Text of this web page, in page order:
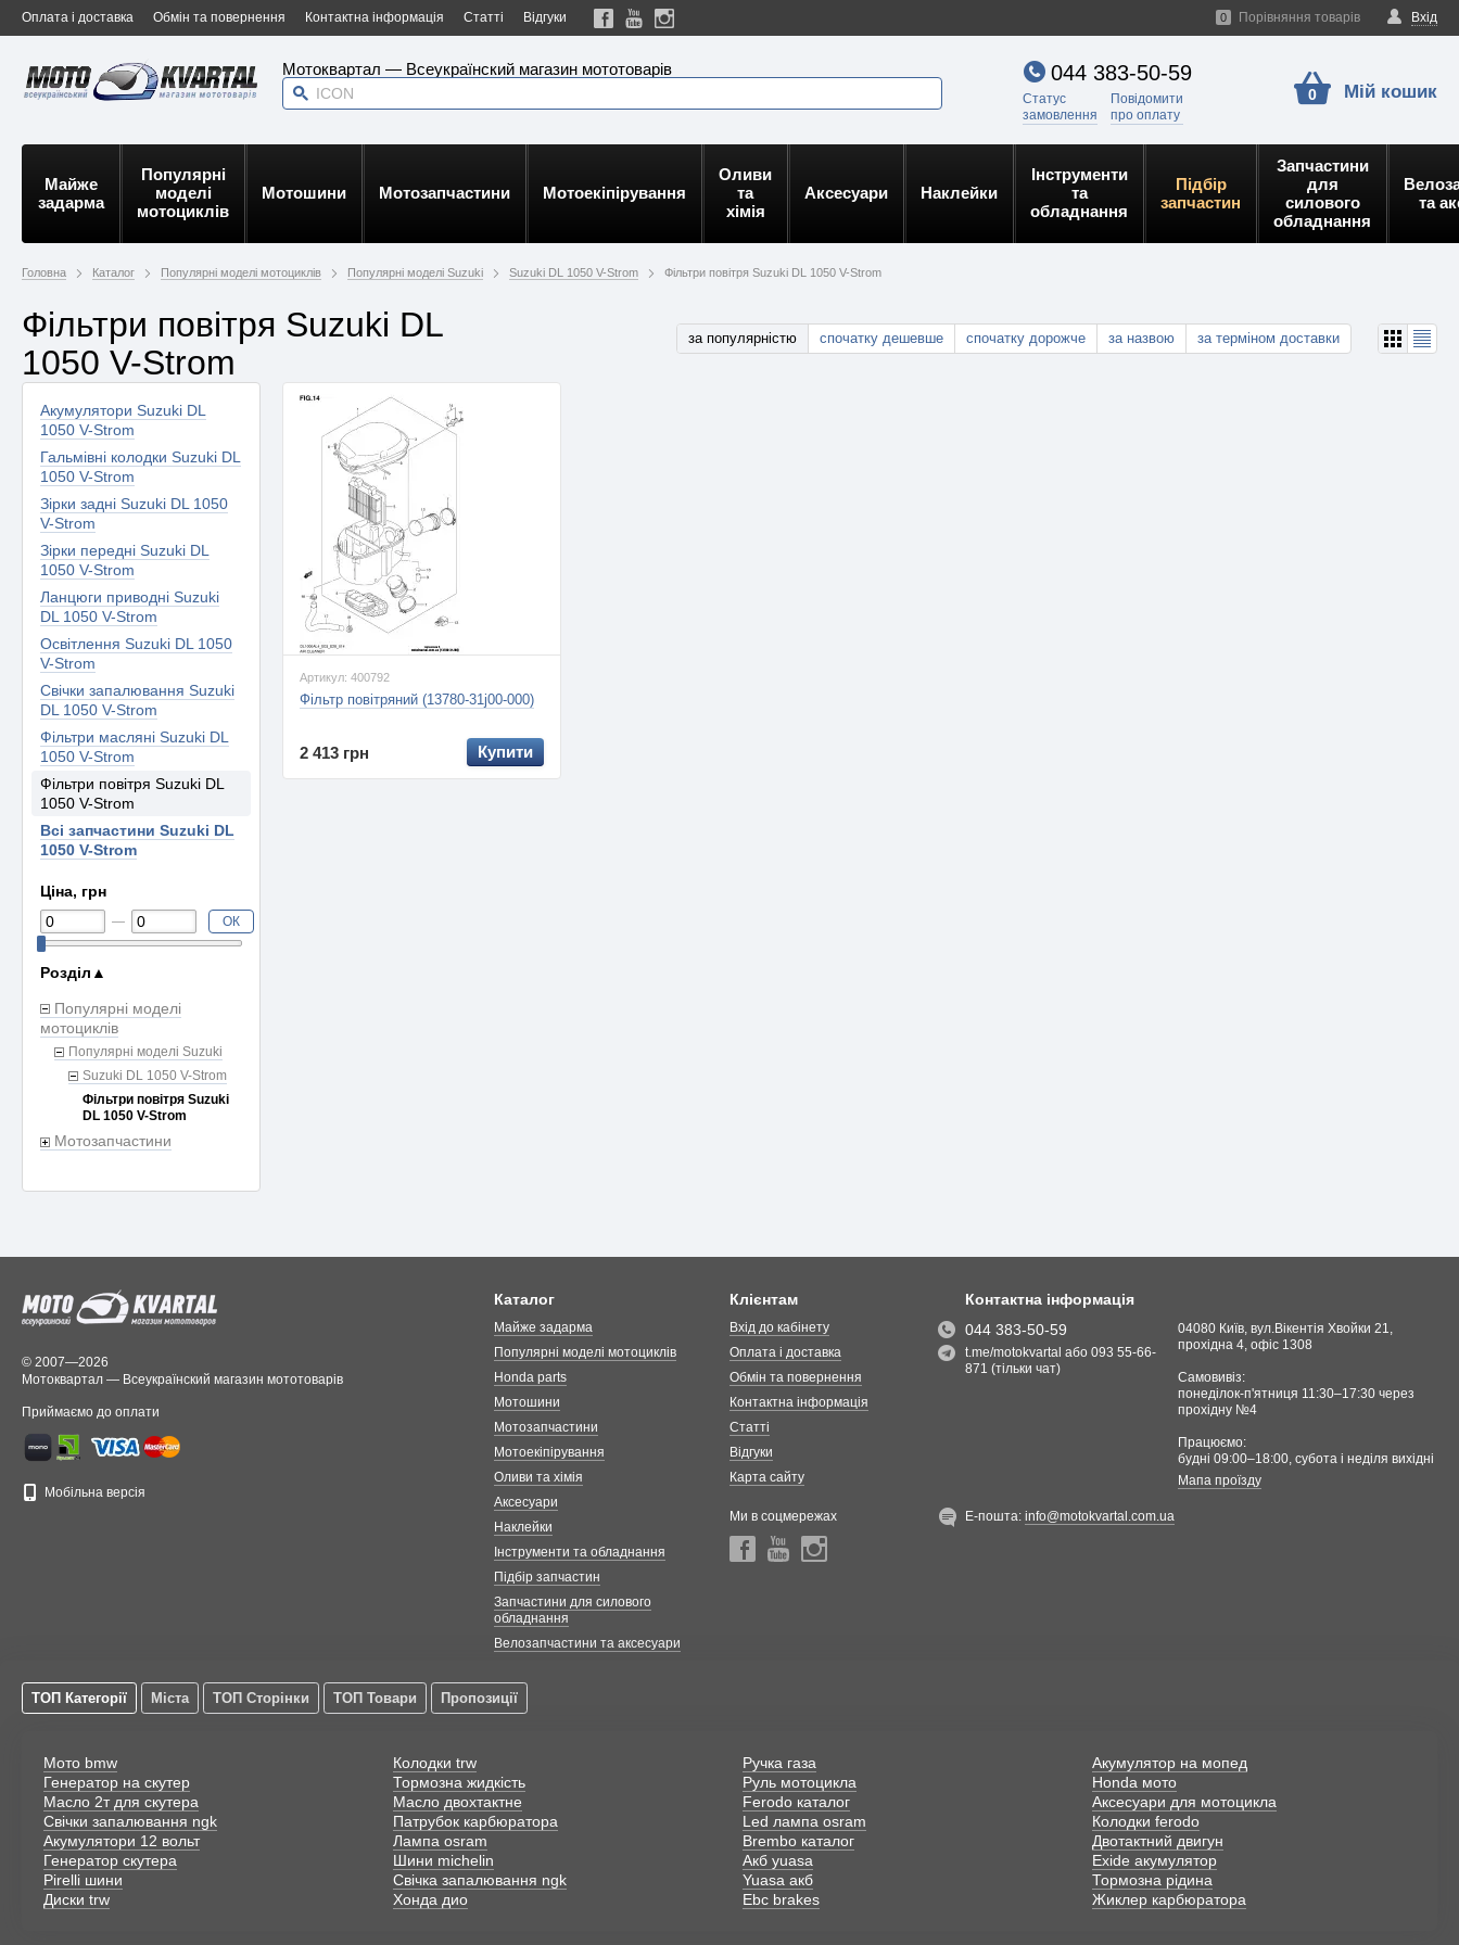
Оплата і доставка Обмін та повернення Контактна інформація Статті Відгуки Вхід
0 Порівняння товарів
Мотоквартал — Всеукраїнский магазин мототоварів 044 383-50-59
Статус
замовлення
Повідомити
про оплату
0 Мій кошик
Майже
задарма
Популярні
моделі
мотоциклів
Мотошини Мотозапчастини Мотоекіпірування
Оливи
та
хімія
Аксесуари Наклейки
Інструменти
та
обладнання
Підбір
запчастин
Запчастини
для
силового
обладнання
та
Головна Каталог Популярні моделі мотоциклів Популярні моделі Suzuki Suzuki DL 1050 V-Strom Фільтри повітря Suzuki DL 1050 V-Strom
Фільтри повітря Suzuki DL
1050 V-Strom
за популярністю спочатку дешевше спочатку дорожче за назвою за терміном доставки
Артикул: 400792
Фільтр повітряний (13780-31j00-000)
2 413 грн Купити
Акумулятори Suzuki DL
1050 V-Strom
Гальмівні колодки Suzuki DL
1050 V-Strom
Зірки задні Suzuki DL 1050
V-Strom
Зірки передні Suzuki DL
1050 V-Strom
Ланцюги приводні Suzuki
DL 1050 V-Strom
Освітлення Suzuki DL 1050
V-Strom
Свічки запалювання Suzuki
DL 1050 V-Strom
Фільтри масляні Suzuki DL
1050 V-Strom
Фільтри повітря Suzuki DL
1050 V-Strom
Всі запчастини Suzuki DL
1050 V-Strom
Ціна, грн
ОК
Розділ ▲
Популярні моделі
мотоциклів
Популярні моделі Suzuki
Suzuki DL 1050 V-Strom
Фільтри повітря Suzuki
DL 1050 V-Strom
Мотозапчастини
© 2007—2026
Мотоквартал — Всеукраїнский магазин мототоварів
Приймаємо до оплати
Мобільна версія
Каталог
Майже задарма
Популярні моделі мотоциклів
Honda parts
Мотошини
Мотозапчастини
Мотоекіпірування
Оливи та хімія
Аксесуари
Наклейки
Інструменти та обладнання
Підбір запчастин
Запчастини для силового
обладнання
Велозапчастини та аксесуари
Клієнтам
Вхід до кабінету
Оплата і доставка
Обмін та повернення
Контактна інформація
Статті
Відгуки
Карта сайту
Ми в соцмережах
Контактна інформація
044 383-50-59
t.me/motokvartal або 093 55-66-
871 (тільки чат)
04080 Київ, вул.Вікентія Хвойки 21,
прохідна 4, офіс 1308
Самовивіз:
понеділок-п'ятниця 11:30–17:30 через
прохідну №4
Працюємо:
будні 09:00–18:00, cубота і неділя вихідні
Мапа проїзду
Е-пошта:info@motokvartal.com.ua
ТОП Категорії Міста ТОП Сторінки ТОП Товари Пропозиції
Мото bmw
Генератор на скутер
Масло 2т для скутера
Свічки запалювання ngk
Акумулятори 12 вольт
Генератор скутера
Pirelli шини
Диски trw
Колодки trw
Тормозна жидкість
Масло двохтактне
Патрубок карбюратора
Лампа osram
Шини michelin
Свічка запалювання ngk
Хонда дио
Ручка газа
Руль мотоцикла
Ferodo каталог
Led лампа osram
Brembo каталог
Акб yuasa
Yuasa акб
Ebc brakes
Акумулятор на мопед
Honda мото
Аксесуари для мотоцикла
Колодки ferodo
Двотактний двигун
Exide акумулятор
Тормозна рідина
Жиклер карбюратора